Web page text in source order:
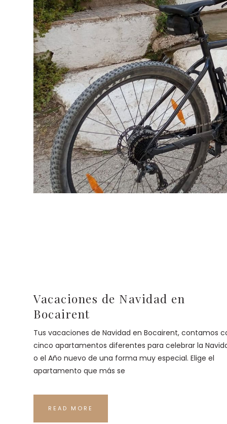
Vacaciones de Navidad en
Bocairent
Tus vacaciones de Navidad en Bocairent, contamos
cinco apartamentos diferentes para celebrar la
o el Año nuevo de una forma muy especial. Elige el
apartamento que más se
READ MORE